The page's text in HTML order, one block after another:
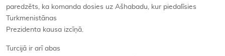
paredzēts, ka komanda dosies uz Ašhabadu, kur piedalīsies
Turkmenistānas
Prezidenta kausa izcīņā.
Turcijā ir arī abas